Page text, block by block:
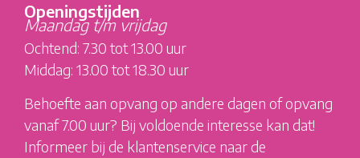
Openingstijden
Maandag t/m vrijdag
Ochtend: 7.30 tot 13.00 uur
Middag: 13.00 tot 18.30 uur
Behoefte aan opvang op andere dagen of opvang
vanaf 7.00 uur? Bij voldoende interesse kan dat!
Informeer bij de klantenservice naar de